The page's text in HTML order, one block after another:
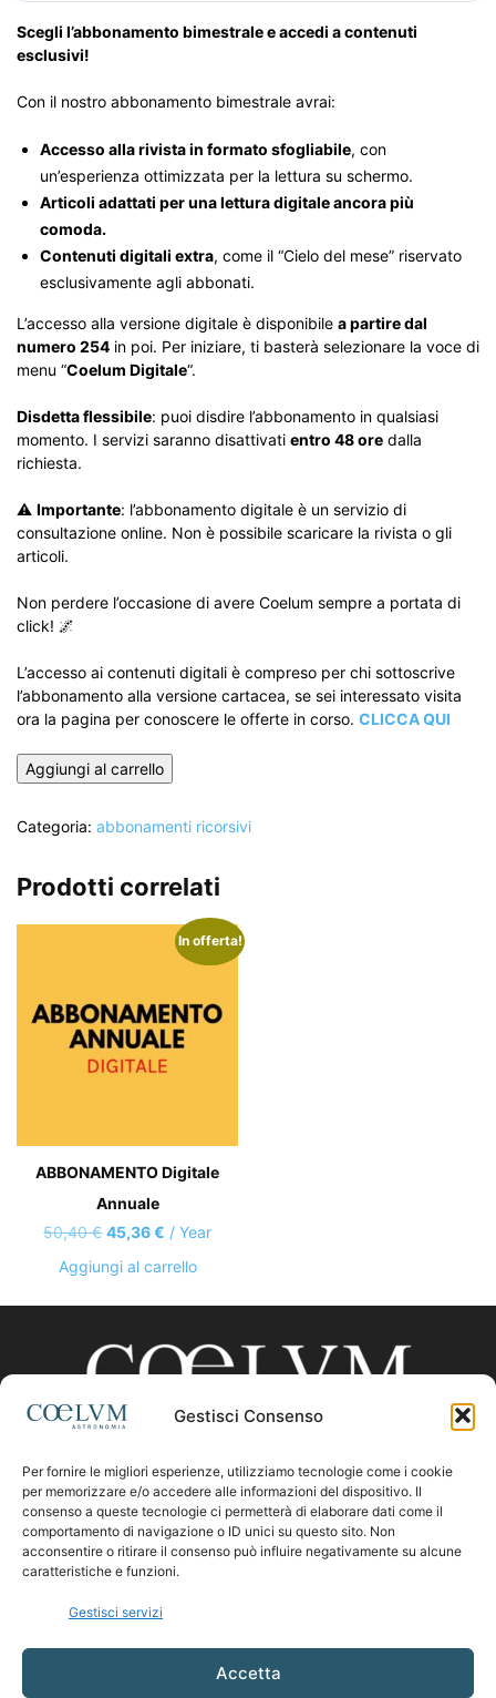
Gestisci Consenso
Per fornire le migliori esperienze, utilizziamo tecnologie come i cookie
per memorizzare e/o accedere alle informazioni del dispositivo. Il
consenso a queste tecnologie ci permetterà di elaborare dati come il
comportamento di navigazione o ID unici su questo sito. Non
acconsentire o ritirare il consenso può influire negativamente su alcune
caratteristiche e funzioni.
Gestisci servizi
Accetta
Scegli l’abbonamento bimestrale e accedi a contenuti
esclusivi!
Con il nostro abbonamento bimestrale avrai:
Accesso alla rivista in formato sfogliabile, con
un’esperienza ottimizzata per la lettura su schermo.
Articoli adattati per una lettura digitale ancora più
comoda.
Contenuti digitali extra, come il “Cielo del mese” riservato
esclusivamente agli abbonati.
L’accesso alla versione digitale è disponibile a partire dal
numero 254 in poi. Per iniziare, ti basterà selezionare la voce di
menu “Coelum Digitale“.
Disdetta flessibile: puoi disdire l’abbonamento in qualsiasi
momento. I servizi saranno disattivati entro 48 ore dalla
richiesta.
⚠️ Importante: l’abbonamento digitale è un servizio di
consultazione online. Non è possibile scaricare la rivista o gli
articoli.
Non perdere l’occasione di avere Coelum sempre a portata di
click! 🌌
L’accesso ai contenuti digitali è compreso per chi sottoscrive
l’abbonamento alla versione cartacea, se sei interessato visita
ora la pagina per conoscere le offerte in corso. CLICCA QUI
ABBONAMENTO
Digitale
quantità
Aggiungi al carrello
Categoria: abbonamenti ricorsivi
Prodotti correlati
In offerta!
ABBONAMENTO Digitale
Annuale
50,40€ Il
prezzo
era:
45,36€ Il
prezzo
è:
/ Year
Aggiungi al carrello
CHI SIAMO
Contattaci:coelumastro@coelum.com